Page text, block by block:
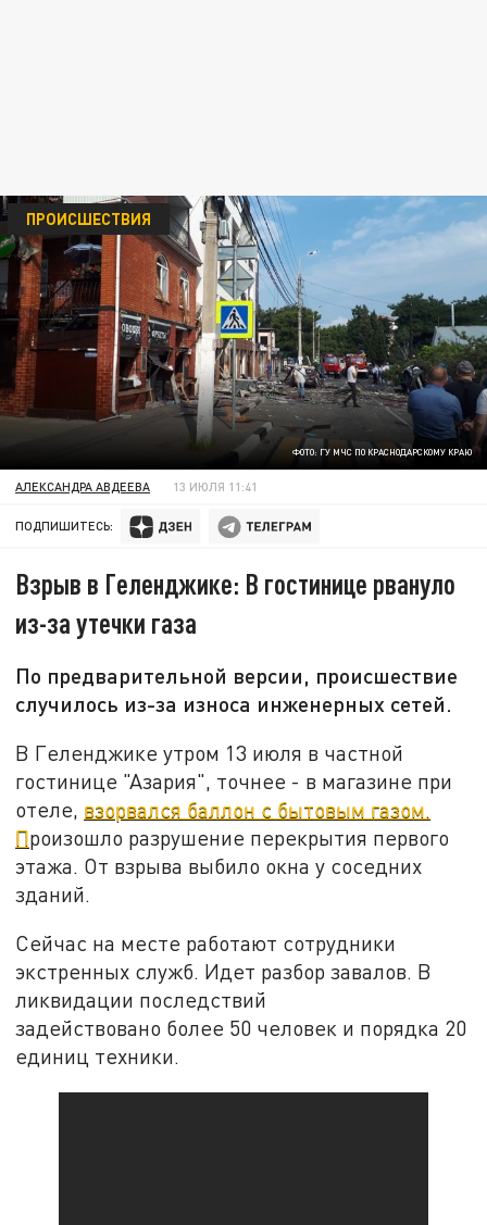
ФОТО: ГУ МЧС ПО КРАСНОДАРСКОМУ КРАЮ
ПРОИСШЕСТВИЯ
АЛЕКСАНДРА АВДЕЕВА 13 ИЮЛЯ 11:41
ПОДПИШИТЕСЬ:
Взрыв в Геленджике: В гостинице рвануло
из-за утечки газа
По предварительной версии, происшествие
случилось из-за износа инженерных сетей.
В Геленджике утром 13 июля в частной
гостинице "Азария", точнее - в магазине при
отеле, взорвался баллон с бытовым газом.
Произошло разрушение перекрытия первого
этажа. От взрыва выбило окна у соседних
зданий.
Сейчас на месте работают сотрудники
экстренных служб. Идет разбор завалов. В
ликвидации последствий
задействовано более 50 человек и порядка 20
единиц техники.